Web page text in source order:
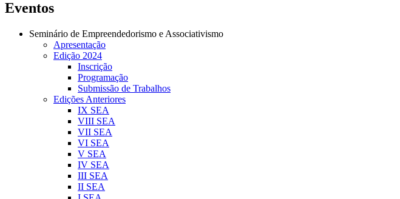
Eventos
Seminário de Empreendedorismo e Associativismo
Apresentação
Edição 2024
Inscrição
Programação
Submissão de Trabalhos
Edições Anteriores
IX SEA
VIII SEA
VII SEA
VI SEA
V SEA
IV SEA
III SEA
II SEA